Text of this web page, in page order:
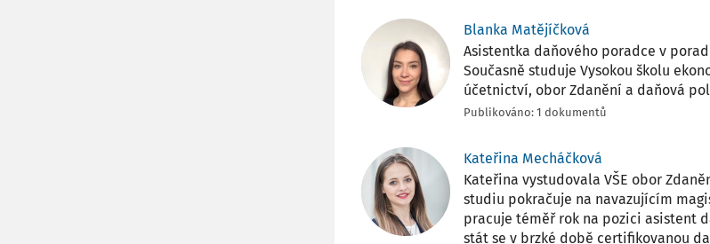
Blanka Matějíčková
Asistentka daňového poradce v
Současně studuje Vysokou školu
účetnictví, obor Zdanění a daňová
Publikováno: 1 dokumentů
Kateřina Mecháčková
Kateřina vystudovala VŠE obor
studiu pokračuje na navazujícím
pracuje téměř rok na pozici asistent
stát se v brzké době certifikovanou